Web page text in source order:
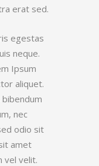
erat sed.
egestas
neque.
Ipsum
aliquet.
nec
odio sit
amet
vel velit.